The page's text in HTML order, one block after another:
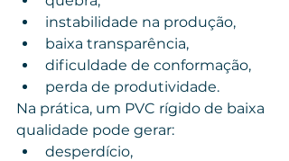
instabilidade na produção,
baixa transparência,
dificuldade de conformação,
perda de produtividade.
Na prática, um PVC rígido de baixa
qualidade pode gerar:
desperdício,